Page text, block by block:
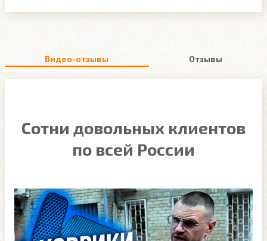
Видео-отзывы Отзывы
Сотни довольных клиентов
по всей России